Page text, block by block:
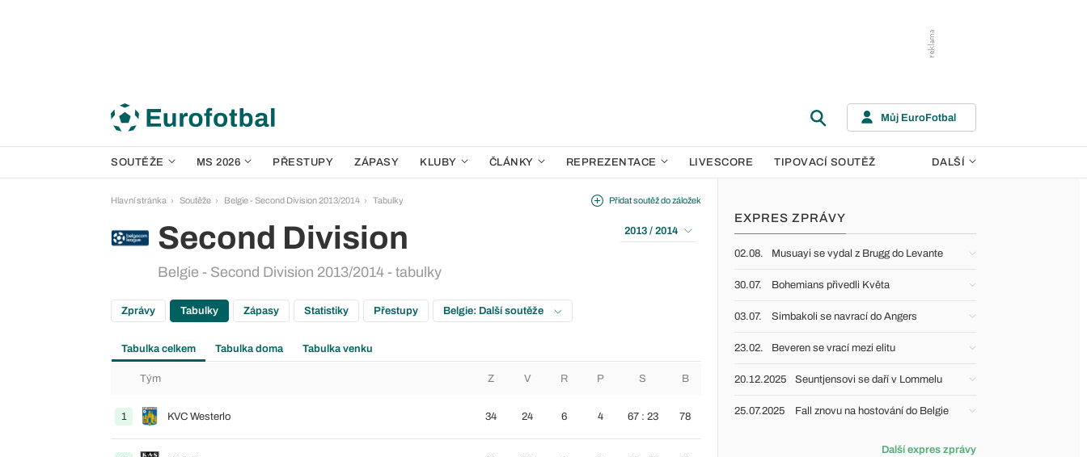
Můj EuroFotbal
SOUTĚŽE MS 2026 PŘESTUPY ZÁPASY KLUBY ČLÁNKY REPREZENTACE LIVESCORE TIPOVACÍ SOUTĚŽ DALŠÍ
Hlavní stránka Soutěže Belgie - Second Division 2013/2014 Tabulky
Second Division
Belgie - Second Division 2013/2014 - tabulky
Přidat soutěž do záložek
2013 / 2014
Zprávy Tabulky Zápasy Statistiky Přestupy Belgie: Další soutěže
Tabulka celkem Tabulka doma Tabulka venku
Tým Z V R P S B
1 KVC Westerlo 34 24 6 4 67 : 23 78
EXPRES ZPRÁVY
02.08. Musuayi se vydal z Brugg do Levante
30.07. Bohemians přivedli Květa
03.07. Simbakoli se navrací do Angers
23.02. Beveren se vrací mezi elitu
20.12.2025 Seuntjensovi se daří v Lommelu
25.07.2025 Fall znovu na hostování do Belgie
Další expres zprávy